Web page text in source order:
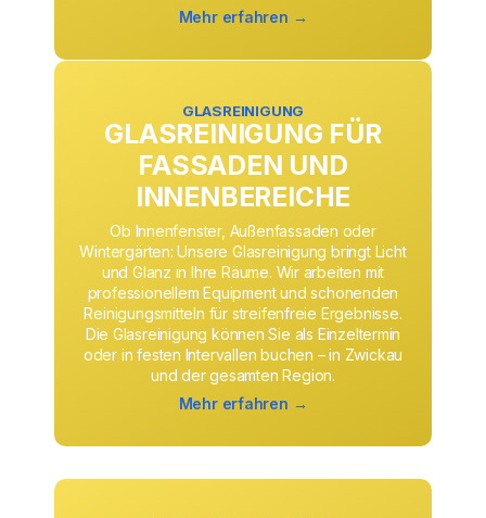
Mehr erfahren →
GLASREINIGUNG
GLASREINIGUNG FÜR
FASSADEN UND
INNENBEREICHE
Ob Innenfenster, Außenfassaden oder
Wintergärten: Unsere Glasreinigung bringt Licht
und Glanz in Ihre Räume. Wir arbeiten mit
professionellem Equipment und schonenden
Reinigungsmitteln für streifenfreie Ergebnisse.
Die Glasreinigung können Sie als Einzeltermin
oder in festen Intervallen buchen – in Zwickau
und der gesamten Region.
Mehr erfahren →